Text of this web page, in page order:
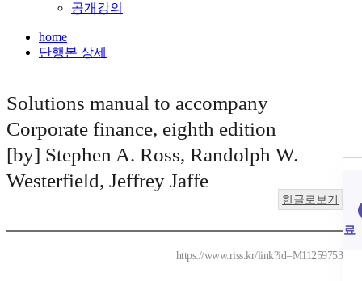
공개강의
home
단행본 상세
Solutions manual to accompany
Corporate finance, eighth edition
[by] Stephen A. Ross, Randolph W.
Westerfield, Jeffrey Jaffe
한글로보기
https://www.riss.kr/link?id=M11259753
료